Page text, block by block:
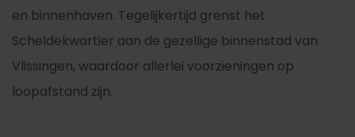
en binnenhaven. Tegelijkertijd grenst het
Scheldekwartier aan de gezellige binnenstad van
Vlissingen, waardoor allerlei voorzieningen op
loopafstand zijn.